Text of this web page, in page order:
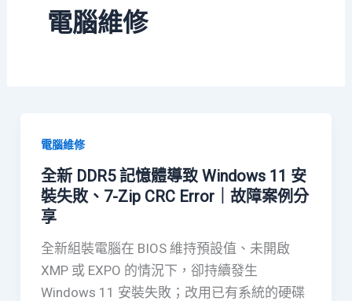
電腦維修
電腦維修
全新 DDR5 記憶體導致 Windows 11 安
裝失敗、7-Zip CRC Error｜故障案例分
享
全新組裝電腦在 BIOS 維持預設值、未開啟
XMP 或 EXPO 的情況下，卻持續發生
Windows 11 安裝失敗；改用已有系統的硬碟